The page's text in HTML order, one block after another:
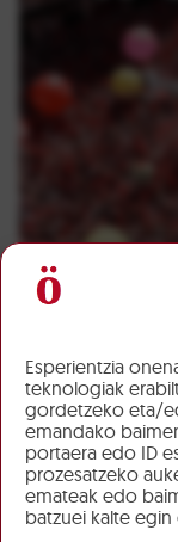
Esperientzia
teknologiak
gordetzeko eta/
emandako
portaera edo ID
prozesatzeko
emateak edo
batzuei kalte egin